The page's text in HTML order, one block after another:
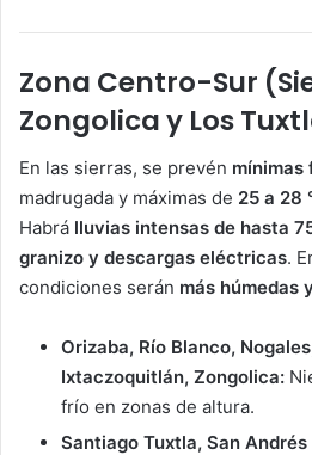
Zona Centro-Sur
Zongolica y Los
En las sierras, se prevén mínimas
madrugada y máximas de 25 a 28
Habrá lluvias intensas de hasta
granizo y descargas eléctricas.
condiciones serán más húmedas
Orizaba, Río Blanco,
Ixtaczoquitlán, Zongolica:
frío en zonas de altura.
Santiago Tuxtla, San